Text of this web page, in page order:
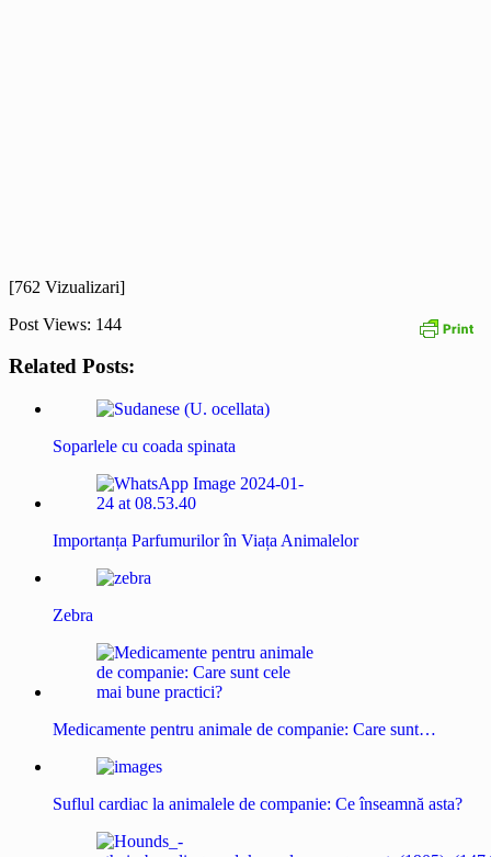
[762 Vizualizari]
Post Views: 144
Related Posts:
Soparlele cu coada spinata
Importanța Parfumurilor în Viața Animalelor
Zebra
Medicamente pentru animale de companie: Care sunt…
Suflul cardiac la animalele de companie: Ce înseamnă asta?